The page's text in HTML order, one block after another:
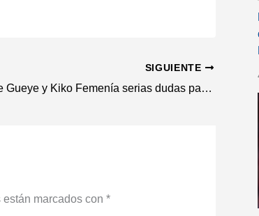
SIGUIENTE
Pape Gueye y Kiko Femenía serias dudas para la jornada 14
marcados con *